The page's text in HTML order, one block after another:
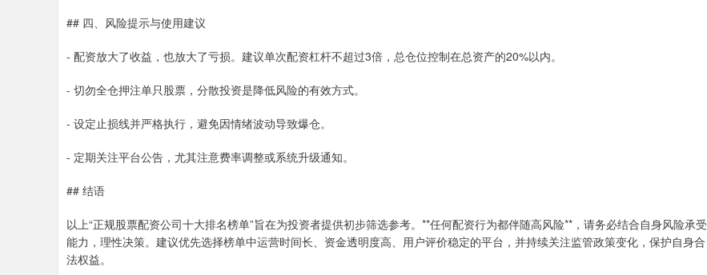
## 四、风险提示与使用建议
- 配资放大了收益，也放大了亏损。建议单次配资杠杆不超过3倍，总仓位控制在总资产的20%以内。
- 切勿全仓押注单只股票，分散投资是降低风险的有效方式。
- 设定止损线并严格执行，避免因情绪波动导致爆仓。
- 定期关注平台公告，尤其注意费率调整或系统升级通知。
## 结语
以上“正规股票配资公司十大排名榜单”旨在为投资者提供初步筛选参考。**任何配资行为都伴随高风险**，请务必结合自身风险承受
能力，理性决策。建议优先选择榜单中运营时间长、资金透明度高、用户评价稳定的平台，并持续关注监管政策变化，保护自身合
法权益。